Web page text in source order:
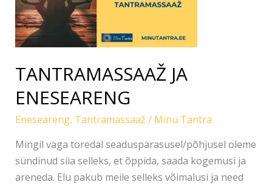
TANTRAMASSAAŽ JA
ENESEARENG
Eneseareng, Tantramassaaž / Minu Tantra
Mingil väga toredal seaduspärasusel/põhjusel oleme
sündinud siia selleks, et õppida, saada kogemusi ja
areneda. Elu pakub meile selleks võimalusi ja need